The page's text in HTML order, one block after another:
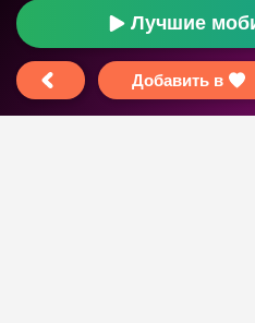
Лучшие
Добавить в